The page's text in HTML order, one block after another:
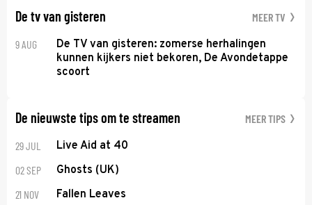
De tv van gisteren MEER TV
9 AUG
De TV van gisteren: zomerse herhalingen
kunnen kijkers niet bekoren, De Avondetappe
scoort
De nieuwste tips om te streamen MEER TIPS
29 JUL Live Aid at 40
02 SEP Ghosts (UK)
21 NOV Fallen Leaves